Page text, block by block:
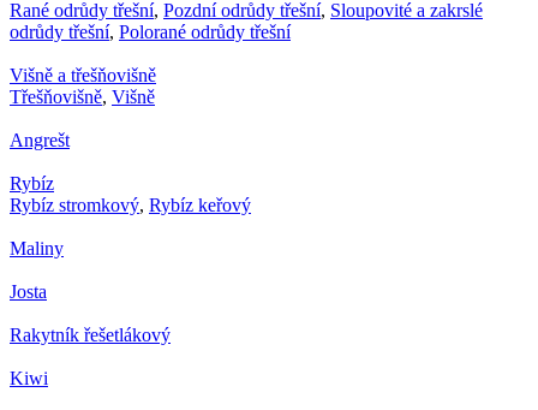
Rané odrůdy třešní, Pozdní odrůdy třešní, Sloupovité a zakrslé
odrůdy třešní, Polorané odrůdy třešní
Višně a třešňovišně
Třešňovišně, Višně
Angrešt
Rybíz
Rybíz stromkový, Rybíz keřový
Maliny
Josta
Rakytník řešetlákový
Kiwi